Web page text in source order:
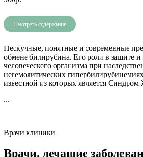
Смотреть содержание
Нескучные, понятные и современные
обмене билирубина. Его роли в защите
человеческого организма при
негемолитических
известной из которых является Синдром
...
Врачи клиники
Врачи, лечащие